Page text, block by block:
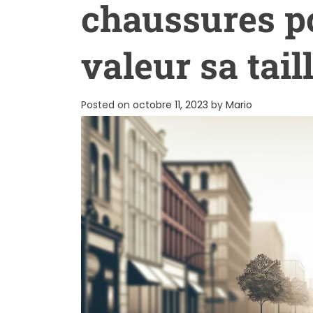
chaussures
valeur sa
Posted on octobre 11, 2023 by Mario